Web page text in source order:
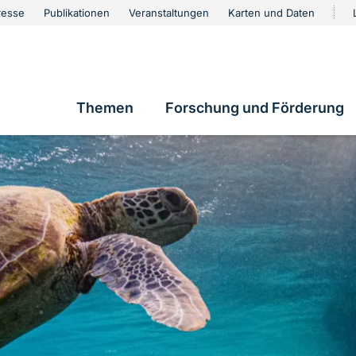
Publikationen Veranstaltungen Karten und Daten
Hauptnavigation
Themen Forschung und Förderung